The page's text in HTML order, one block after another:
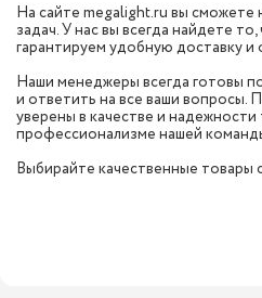
На сайте megalight.ru вы
задач. У нас вы всегда найдете
гарантируем удобную доставку и
Наши менеджеры всегда готовы
и ответить на все ваши вопросы.
уверены в качестве и надежности
профессионализме нашей
Выбирайте качественные товары